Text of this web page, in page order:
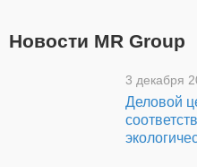
Новости MR Group
3 декабря
Деловой